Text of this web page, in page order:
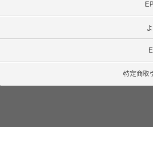
特定商取